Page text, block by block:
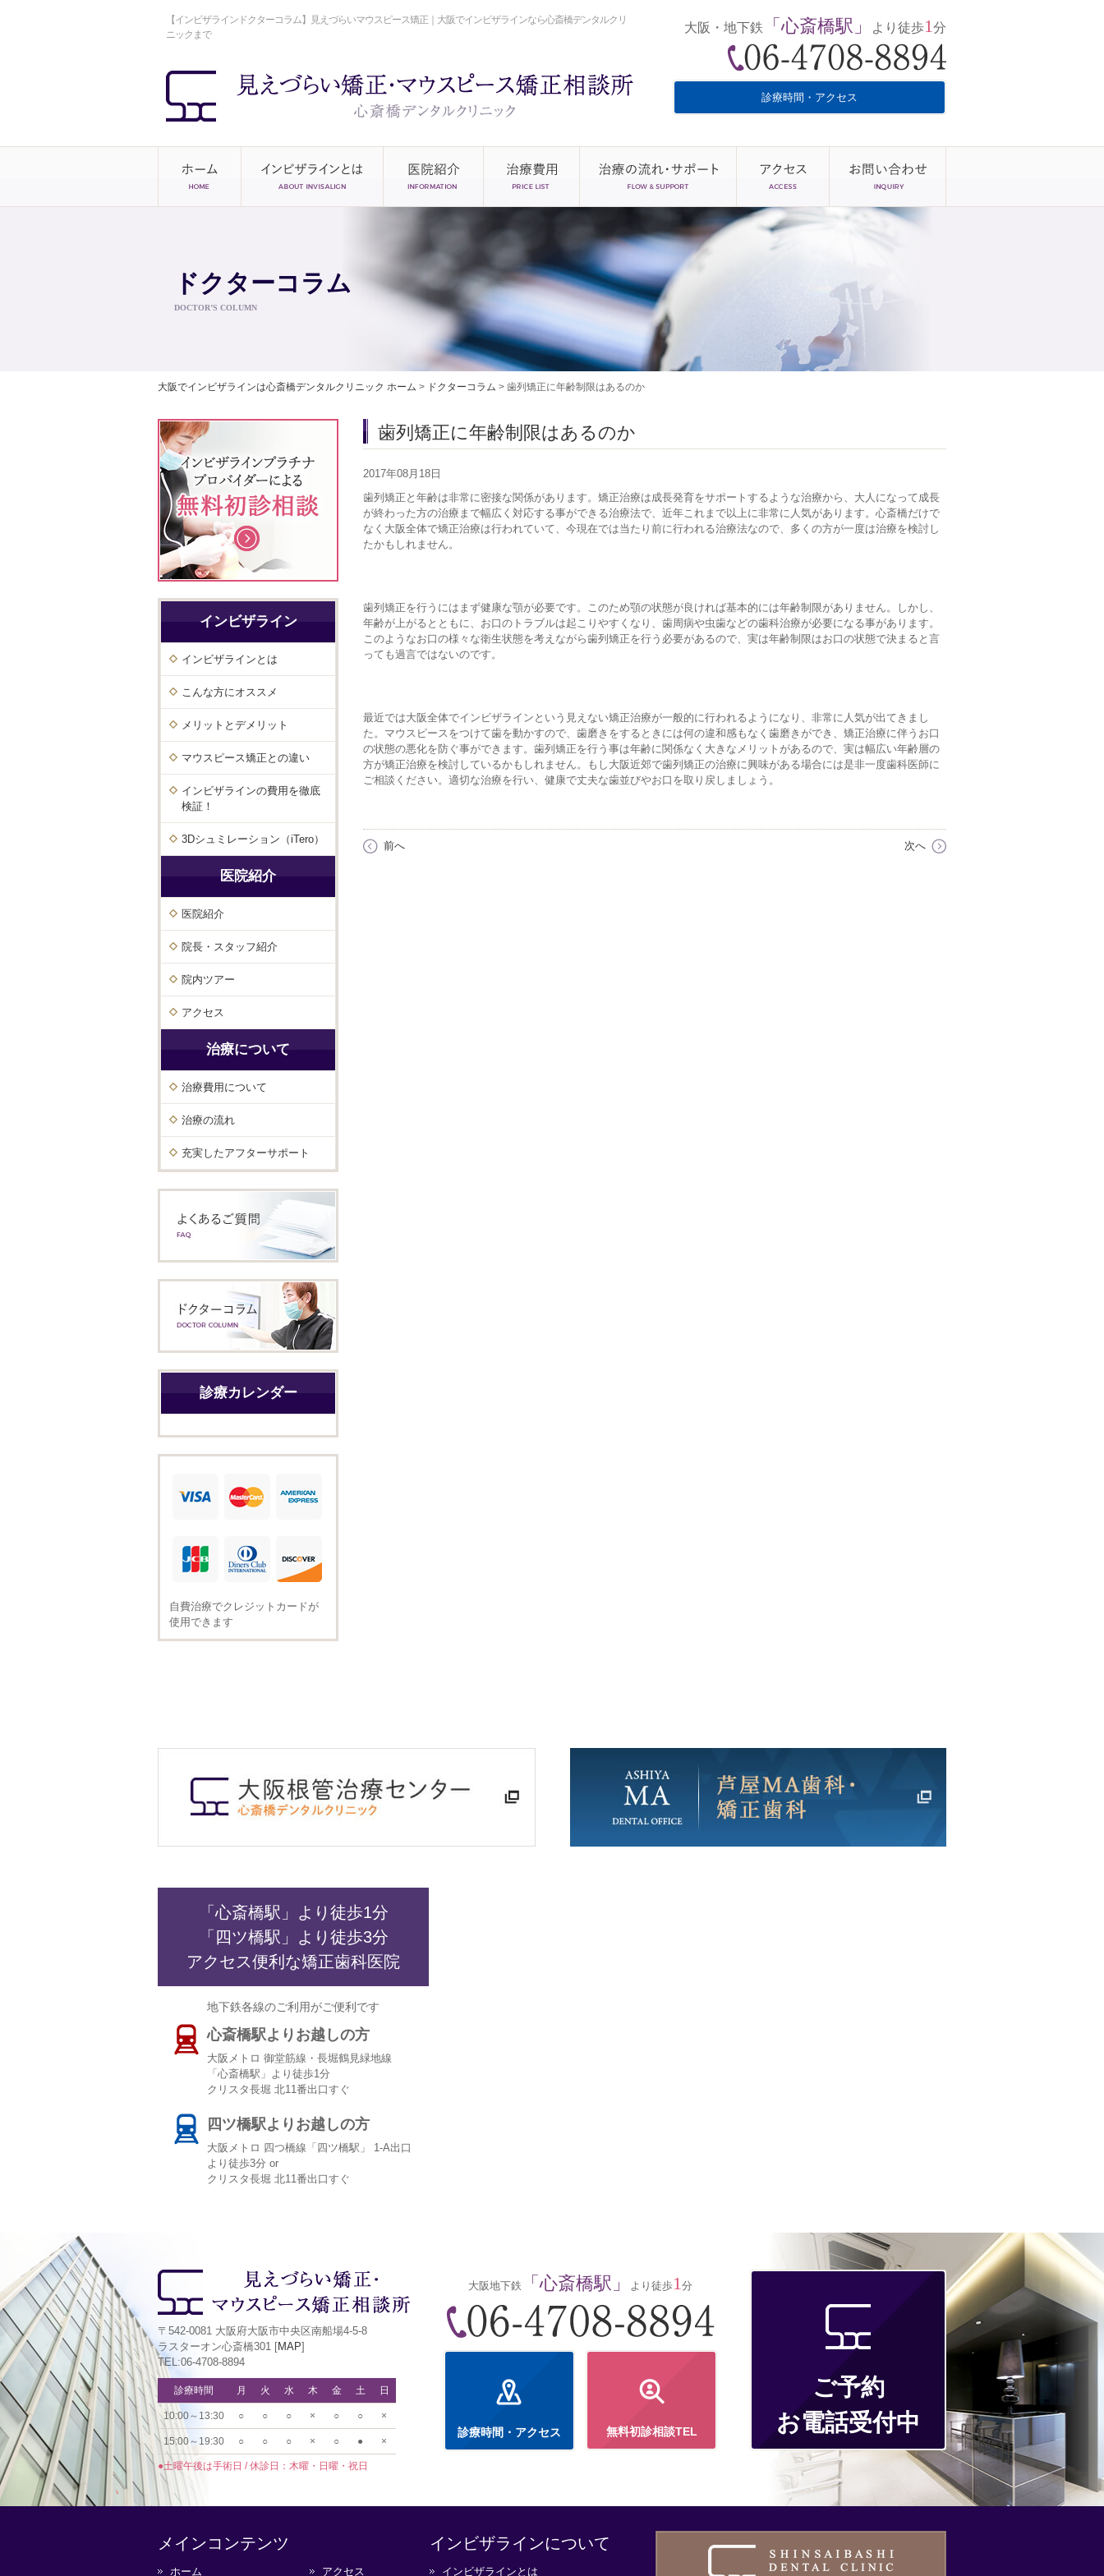
【インビザラインドクターコラム】見えづらいマウスピース矯正｜大阪でインビザラインなら心斎橋デンタルクリ
ニックまで
大阪・地下鉄 「心斎橋駅」 より徒歩1分
診療時間・アクセス
ドクターコラム
DOCTOR’S COLUMN
大阪でインビザラインは心斎橋デンタルクリニック ホーム > ドクターコラム > 歯列矯正に年齢制限はあるのか
歯列矯正に年齢制限はあるのか
2017年08月18日
歯列矯正と年齢は非常に密接な関係があります。矯正治療は成長発育をサポートするような治療から、大人になって成長
が終わった方の治療まで幅広く対応する事ができる治療法で、近年これまで以上に非常に人気があります。心斎橋だけで
なく大阪全体で矯正治療は行われていて、今現在では当たり前に行われる治療法なので、多くの方が一度は治療を検討し
たかもしれません。
歯列矯正を行うにはまず健康な顎が必要です。このため顎の状態が良ければ基本的には年齢制限がありません。しかし、
年齢が上がるとともに、お口のトラブルは起こりやすくなり、歯周病や虫歯などの歯科治療が必要になる事があります。
このようなお口の様々な衛生状態を考えながら歯列矯正を行う必要があるので、実は年齢制限はお口の状態で決まると言
っても過言ではないのです。
最近では大阪全体でインビザラインという見えない矯正治療が一般的に行われるようになり、非常に人気が出てきまし
た。マウスピースをつけて歯を動かすので、歯磨きをするときには何の違和感もなく歯磨きができ、矯正治療に伴うお口
の状態の悪化を防ぐ事ができます。歯列矯正を行う事は年齢に関係なく大きなメリットがあるので、実は幅広い年齢層の
方が矯正治療を検討しているかもしれません。もし大阪近郊で歯列矯正の治療に興味がある場合には是非一度歯科医師に
ご相談ください。適切な治療を行い、健康で丈夫な歯並びやお口を取り戻しましょう。
前へ 次へ
インビザライン
インビザラインとは
こんな方にオススメ
メリットとデメリット
マウスピース矯正との違い
インビザラインの費用を徹底
検証！
3Dシュミレーション（iTero）
医院紹介
医院紹介
院長・スタッフ紹介
院内ツアー
アクセス
治療について
治療費用について
治療の流れ
充実したアフターサポート
診療カレンダー
自費治療でクレジットカードが
使用できます
「心斎橋駅」より徒歩1分
「四ツ橋駅」より徒歩3分
アクセス便利な矯正歯科医院
地下鉄各線のご利用がご便利です
心斎橋駅よりお越しの方
大阪メトロ 御堂筋線・長堀鶴見緑地線
「心斎橋駅」より徒歩1分
クリスタ長堀 北11番出口すぐ
四ツ橋駅よりお越しの方
大阪メトロ 四つ橋線「四ツ橋駅」 1-A出口
より徒歩3分 or
クリスタ長堀 北11番出口すぐ
〒542-0081 大阪府大阪市中央区南船場4-5-8
ラスターオン心斎橋301 [MAP]
TEL:06-4708-8894
診療時間 月 火 水 木 金 土 日
10:00～13:30 ○ ○ ○ × ○ ○ ×
15:00～19:30 ○ ○ ○ × ○ ● ×
●土曜午後は手術日 / 休診日：木曜・日曜・祝日
大阪地下鉄 「心斎橋駅」 より徒歩1分
診療時間・アクセス 無料初診相談TEL
ご予約
お電話受付中
メインコンテンツ
ホーム アクセス
インビザラインについて
インビザラインとは